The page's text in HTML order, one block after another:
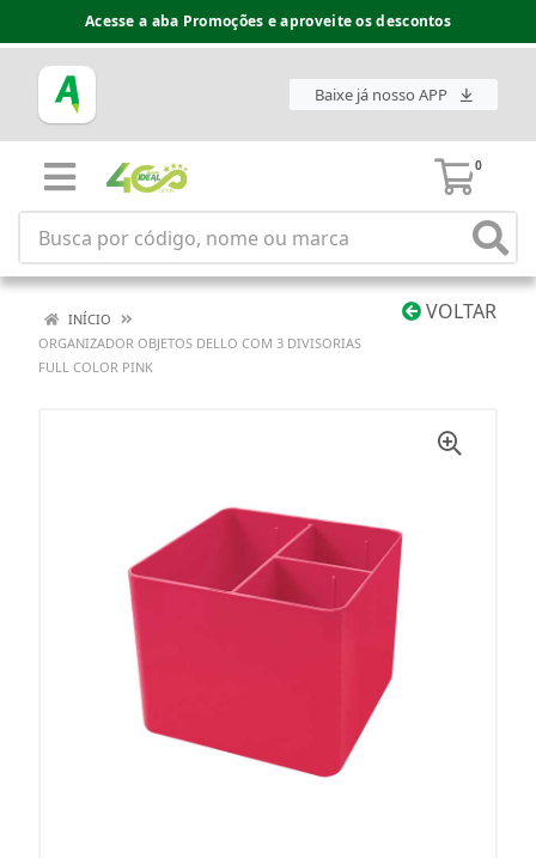
Acesse a aba Promoções e aproveite os descontos
Baixe já nosso APP
0
VOLTAR
INÍCIO
ORGANIZADOR OBJETOS DELLO COM 3 DIVISORIAS
FULL COLOR PINK